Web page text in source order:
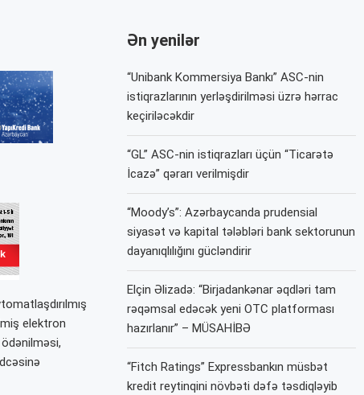
elektron
Ən yenilər
“Unibank Kommersiya Bankı” ASC-nin
istiqrazlarının yerləşdirilməsi üzrə hərrac
keçiriləcəkdir
“GL” ASC-nin istiqrazları üçün “Ticarətə
İcazə” qərarı verilmişdir
“Moody’s”: Azərbaycanda prudensial
siyasət və kapital tələbləri bank sektorunun
dayanıqlılığını gücləndirir
Elçin Əlizadə: “Birjadankənar əqdləri tam
rəqəmsal edəcək yeni OTC platforması
hazırlanır” – MÜSAHİBƏ
“Fitch Ratings” Expressbankın müsbət
kredit reytinqini növbəti dəfə təsdiqləyib